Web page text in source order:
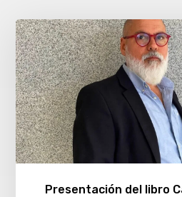
Presentación del libro